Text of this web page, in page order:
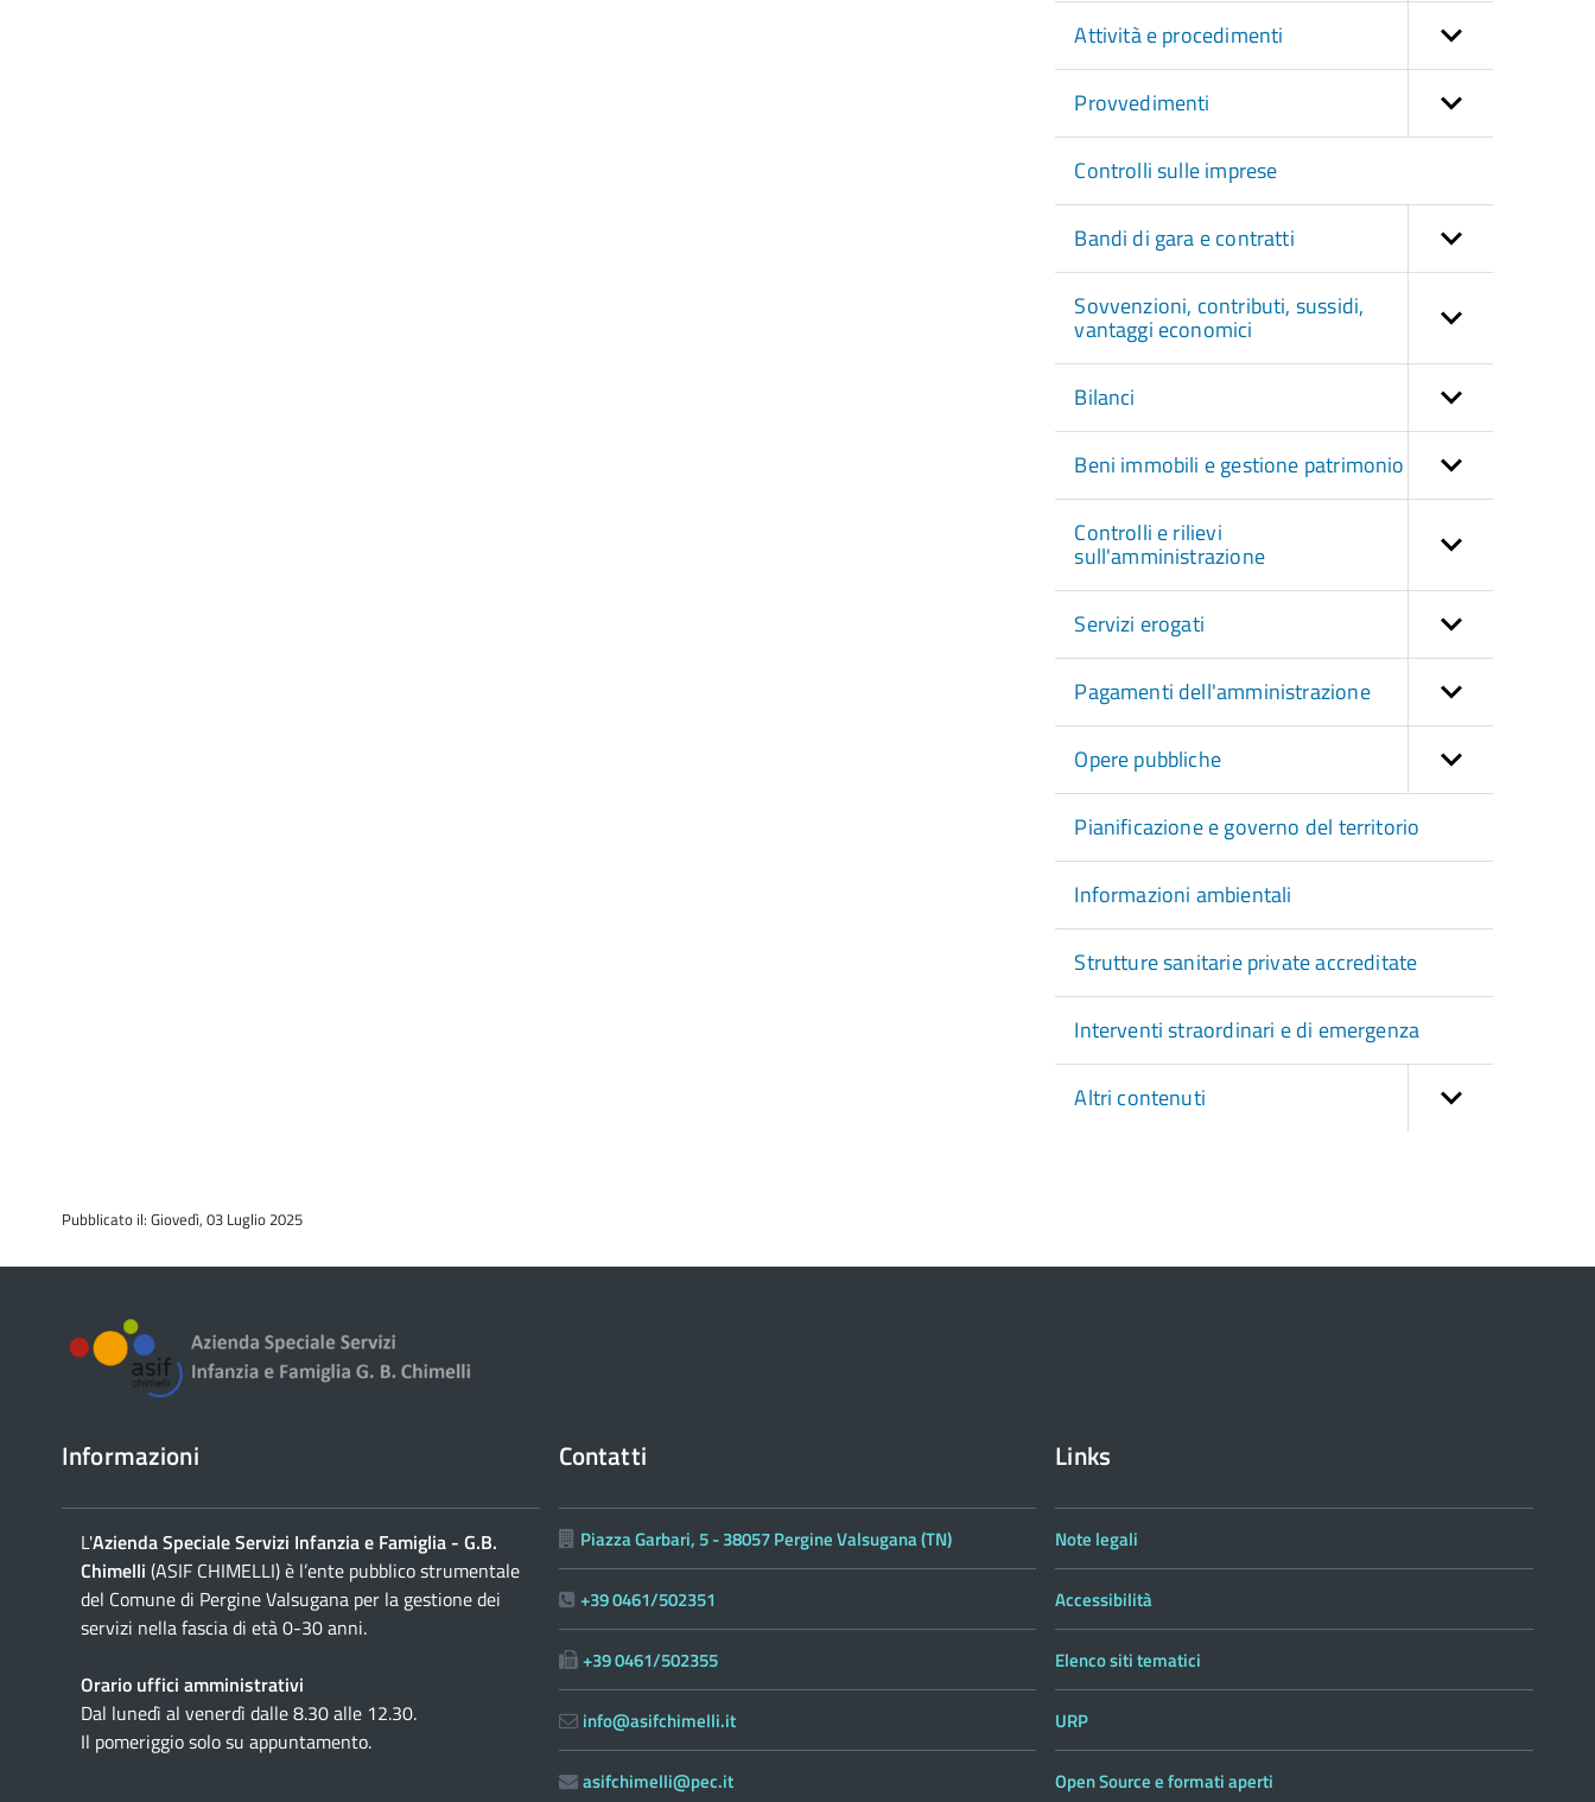
Attività e procedimenti
Provvedimenti
Controlli sulle imprese
Bandi di gara e contratti
Sovvenzioni, contributi, sussidi,
vantaggi economici
Bilanci
Beni immobili e gestione patrimonio
Controlli e rilievi
sull'amministrazione
Servizi erogati
Pagamenti dell'amministrazione
Opere pubbliche
Pianificazione e governo del territorio
Informazioni ambientali
Strutture sanitarie private accreditate
Interventi straordinari e di emergenza
Altri contenuti
Pubblicato il: Giovedì, 03 Luglio 2025
Informazioni
L'Azienda Speciale Servizi Infanzia e Famiglia - G.B.
Chimelli (ASIF CHIMELLI) è l’ente pubblico strumentale
del Comune di Pergine Valsugana per la gestione dei
servizi nella fascia di età 0-30 anni.
Orario uffici amministrativi
Dal lunedì al venerdì dalle 8.30 alle 12.30.
Il pomeriggio solo su appuntamento.
Contatti
Piazza Garbari, 5 - 38057 Pergine Valsugana (TN)
+39 0461/502351
+39 0461/502355
info@asifchimelli.it
asifchimelli@pec.it
Links
Note legali
Accessibilità
Elenco siti tematici
URP
Open Source e formati aperti